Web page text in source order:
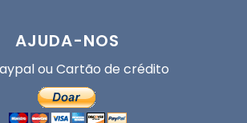
AJUDA-NOS
ou Cartão de crédito